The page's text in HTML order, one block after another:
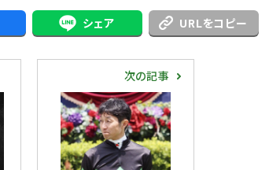
シェア URLをコピー
次の記事